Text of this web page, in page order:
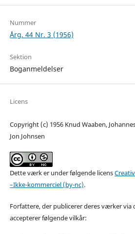
Nummer
Årg. 44 Nr. 3 (1956)
Sektion
Boganmeldelser
Licens
Copyright (c) 1956 Knud Waaben,
Jon Johnsen
Dette værk er under følgende licens
–Ikke-kommerciel (by-nc).
Forfattere, der publicerer deres værker via
accepterer følgende vilkår: